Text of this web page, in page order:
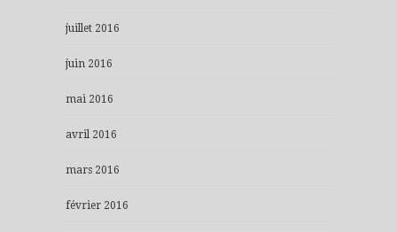
juillet 2016
juin 2016
mai 2016
avril 2016
mars 2016
février 2016